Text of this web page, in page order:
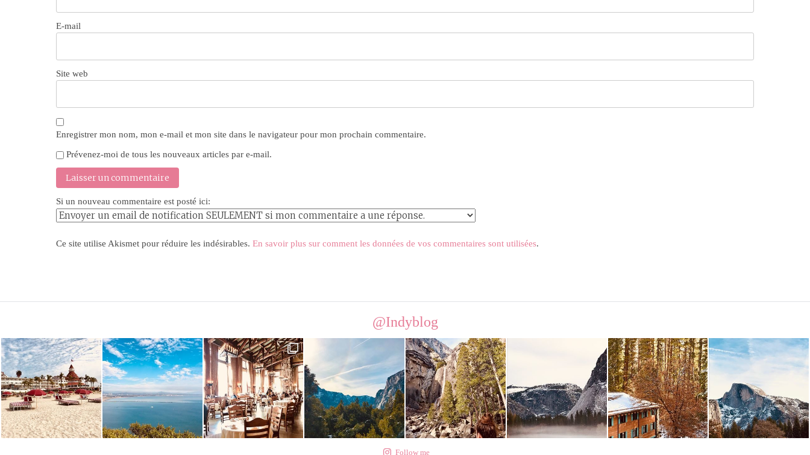
E-mail
Site web
Enregistrer mon nom, mon e-mail et mon site dans le navigateur pour mon prochain commentaire.
Prévenez-moi de tous les nouveaux articles par e-mail.
Si un nouveau commentaire est posté ici:
Ce site utilise Akismet pour réduire les indésirables. En savoir plus sur comment les données de vos commentaires sont utilisées.
@Indyblog
Follow me